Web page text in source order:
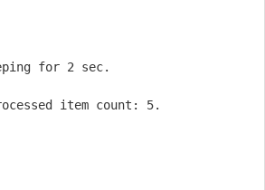
for 2 sec.
item count: 5.